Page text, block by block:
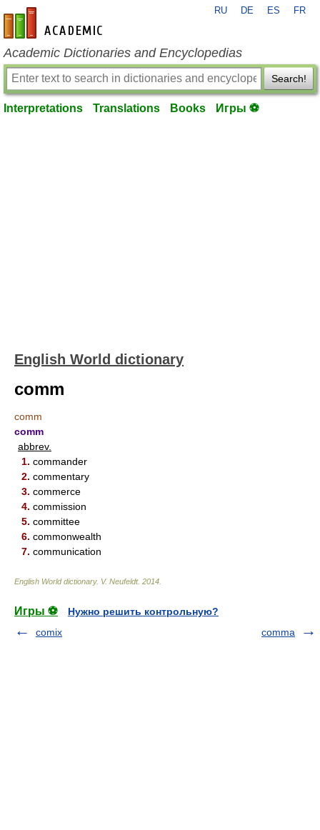
en-academic.com
RU DE ES FR
Academic Dictionaries and Encyclopedias
Search!
Interpretations Translations Books Игры ⚽
English World dictionary
comm
comm
comm
abbrev.
1. commander
2. commentary
3. commerce
4. commission
5. committee
6. commonwealth
7. communication
English World dictionary. V. Neufeldt. 2014
Игры ⚽
Нужно решить контрольную?
comix
comma